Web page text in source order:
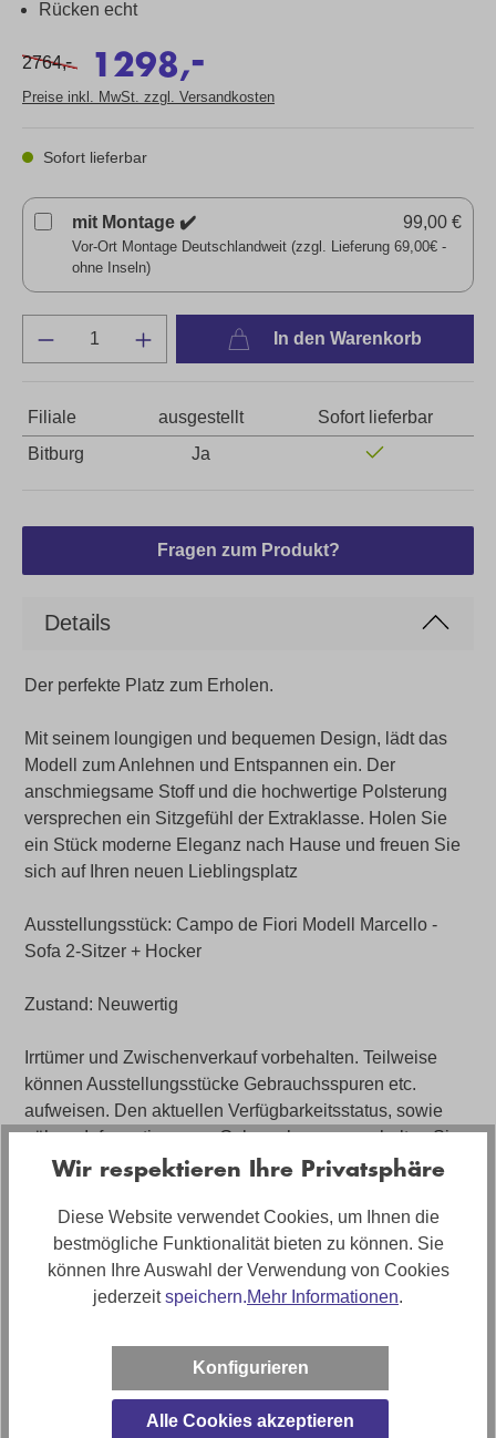
Rücken echt
2764,- 1298,
-
Preise inkl. MwSt. zzgl. Versandkosten
Sofort lieferbar
mit Montage ✔️
Vor-Ort Montage Deutschlandweit (zzgl. Lieferung 69,00€ -
ohne Inseln)
99,00 €
In den Warenkorb
Filiale ausgestellt
Sofort lieferbar
Bitburg
Ja
Fragen zum Produkt?
Details
Der perfekte Platz zum Erholen.
Mit seinem loungigen und bequemen Design, lädt das
Modell zum Anlehnen und Entspannen ein. Der
anschmiegsame Stoff und die hochwertige Polsterung
versprechen ein Sitzgefühl der Extraklasse. Holen Sie
ein Stück moderne Eleganz nach Hause und freuen Sie
sich auf Ihren neuen Lieblingsplatz
Ausstellungsstück: Campo de Fiori Modell Marcello -
Sofa 2-Sitzer + Hocker
Zustand: Neuwertig
Irrtümer und Zwischenverkauf vorbehalten. Teilweise
können Ausstellungsstücke Gebrauchsspuren etc.
aufweisen. Den aktuellen Verfügbarkeitsstatus, sowie
nähere Informationen zu Gebrauchsspuren erhalten Sie
nur über die Filiale.
Artikelnummer
0596011100-0596007701-45WW-A
Wir respektieren Ihre Privatsphäre
Diese Website verwendet Cookies, um Ihnen die
bestmögliche Funktionalität bieten zu können. Sie
können Ihre Auswahl der Verwendung von Cookies
jederzeitspeichern.Mehr Informationen.
Konfigurieren
Alle Cookies akzeptieren